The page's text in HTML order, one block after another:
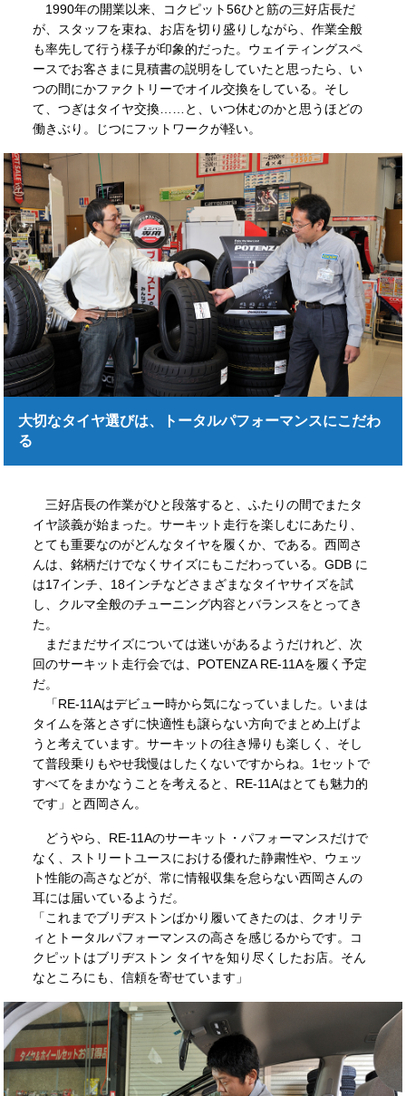
1990年の開業以来、コクピット56ひと筋の三好店長だ
が、スタッフを束ね、お店を切り盛りしながら、作業全般
も率先して行う様子が印象的だった。ウェイティングスペ
ースでお客さまに見積書の説明をしていたと思ったら、い
つの間にかファクトリーでオイル交換をしている。そし
て、つぎはタイヤ交換……と、いつ休むのかと思うほどの
働きぶり。じつにフットワークが軽い。
大切なタイヤ選びは、トータルパフォーマンスにこだわ
る
三好店長の作業がひと段落すると、ふたりの間でまたタ
イヤ談義が始まった。サーキット走行を楽しむにあたり、
とても重要なのがどんなタイヤを履くか、である。西岡さ
んは、銘柄だけでなくサイズにもこだわっている。GDB に
は17インチ、18インチなどさまざまなタイヤサイズを試
し、クルマ全般のチューニング内容とバランスをとってき
た。
まだまだサイズについては迷いがあるようだけれど、次
回のサーキット走行会では、POTENZA RE-11Aを履く予定
だ。
「RE-11Aはデビュー時から気になっていました。いまは
タイムを落とさずに快適性も譲らない方向でまとめ上げよ
うと考えています。サーキットの往き帰りも楽しく、そし
て普段乗りもやせ我慢はしたくないですからね。1セットで
すべてをまかなうことを考えると、RE-11Aはとても魅力的
です」と西岡さん。
どうやら、RE-11Aのサーキット・パフォーマンスだけで
なく、ストリートユースにおける優れた静粛性や、ウェッ
ト性能の高さなどが、常に情報収集を怠らない西岡さんの
耳には届いているようだ。
「これまでブリヂストンばかり履いてきたのは、クオリテ
ィとトータルパフォーマンスの高さを感じるからです。コ
クピットはブリヂストン タイヤを知り尽くしたお店。そん
なところにも、信頼を寄せています」